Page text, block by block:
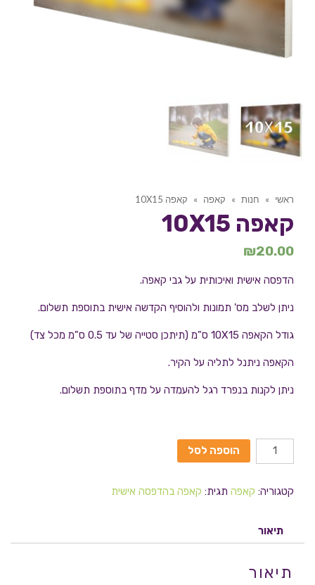
ראשי » חנות » קאפה » קאפה 10X15
קאפה 10X15
₪20.00
הדפסה אישית ואיכותית על גבי קאפה.
ניתן לשלב מס' תמונות ולהוסיף הקדשה אישית בתוספת תשלום.
גודל הקאפה 10X15 ס"מ (תיתכן סטייה של עד 0.5 ס"מ מכל צד)
הקאפה ניתנל לתליה על הקיר.
ניתן לקנות בנפרד רגל להעמדה על מדף בתוספת תשלום.
הוספה לסל
קטגוריה: קאפה תגית: קאפה בהדפסה אישית
תיאור
תיאור